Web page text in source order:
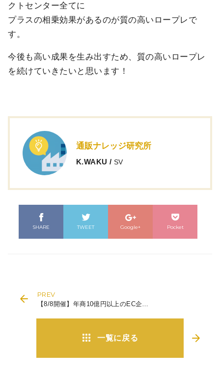
クトセンター全てに
プラスの相乗効果があるのが質の高いロープレで
す。
今後も高い成果を生み出すため、質の高いロープレ
を続けていきたいと思います！
通販ナレッジ研究所
K.WAKU/SV
SHARE TWEET Google+ Pocket
PREV
NEXT 一覧に戻る